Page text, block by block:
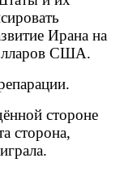
Ирана на
США.
стороне
сторона,